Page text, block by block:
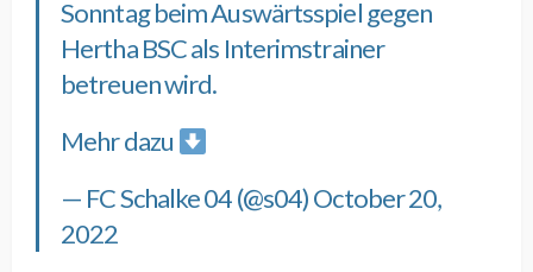
Sonntag beim Auswärtsspiel gegen
Hertha BSC als Interimstrainer
betreuen wird.
Mehr dazu
— FC Schalke 04 (@s04)October 20,
2022